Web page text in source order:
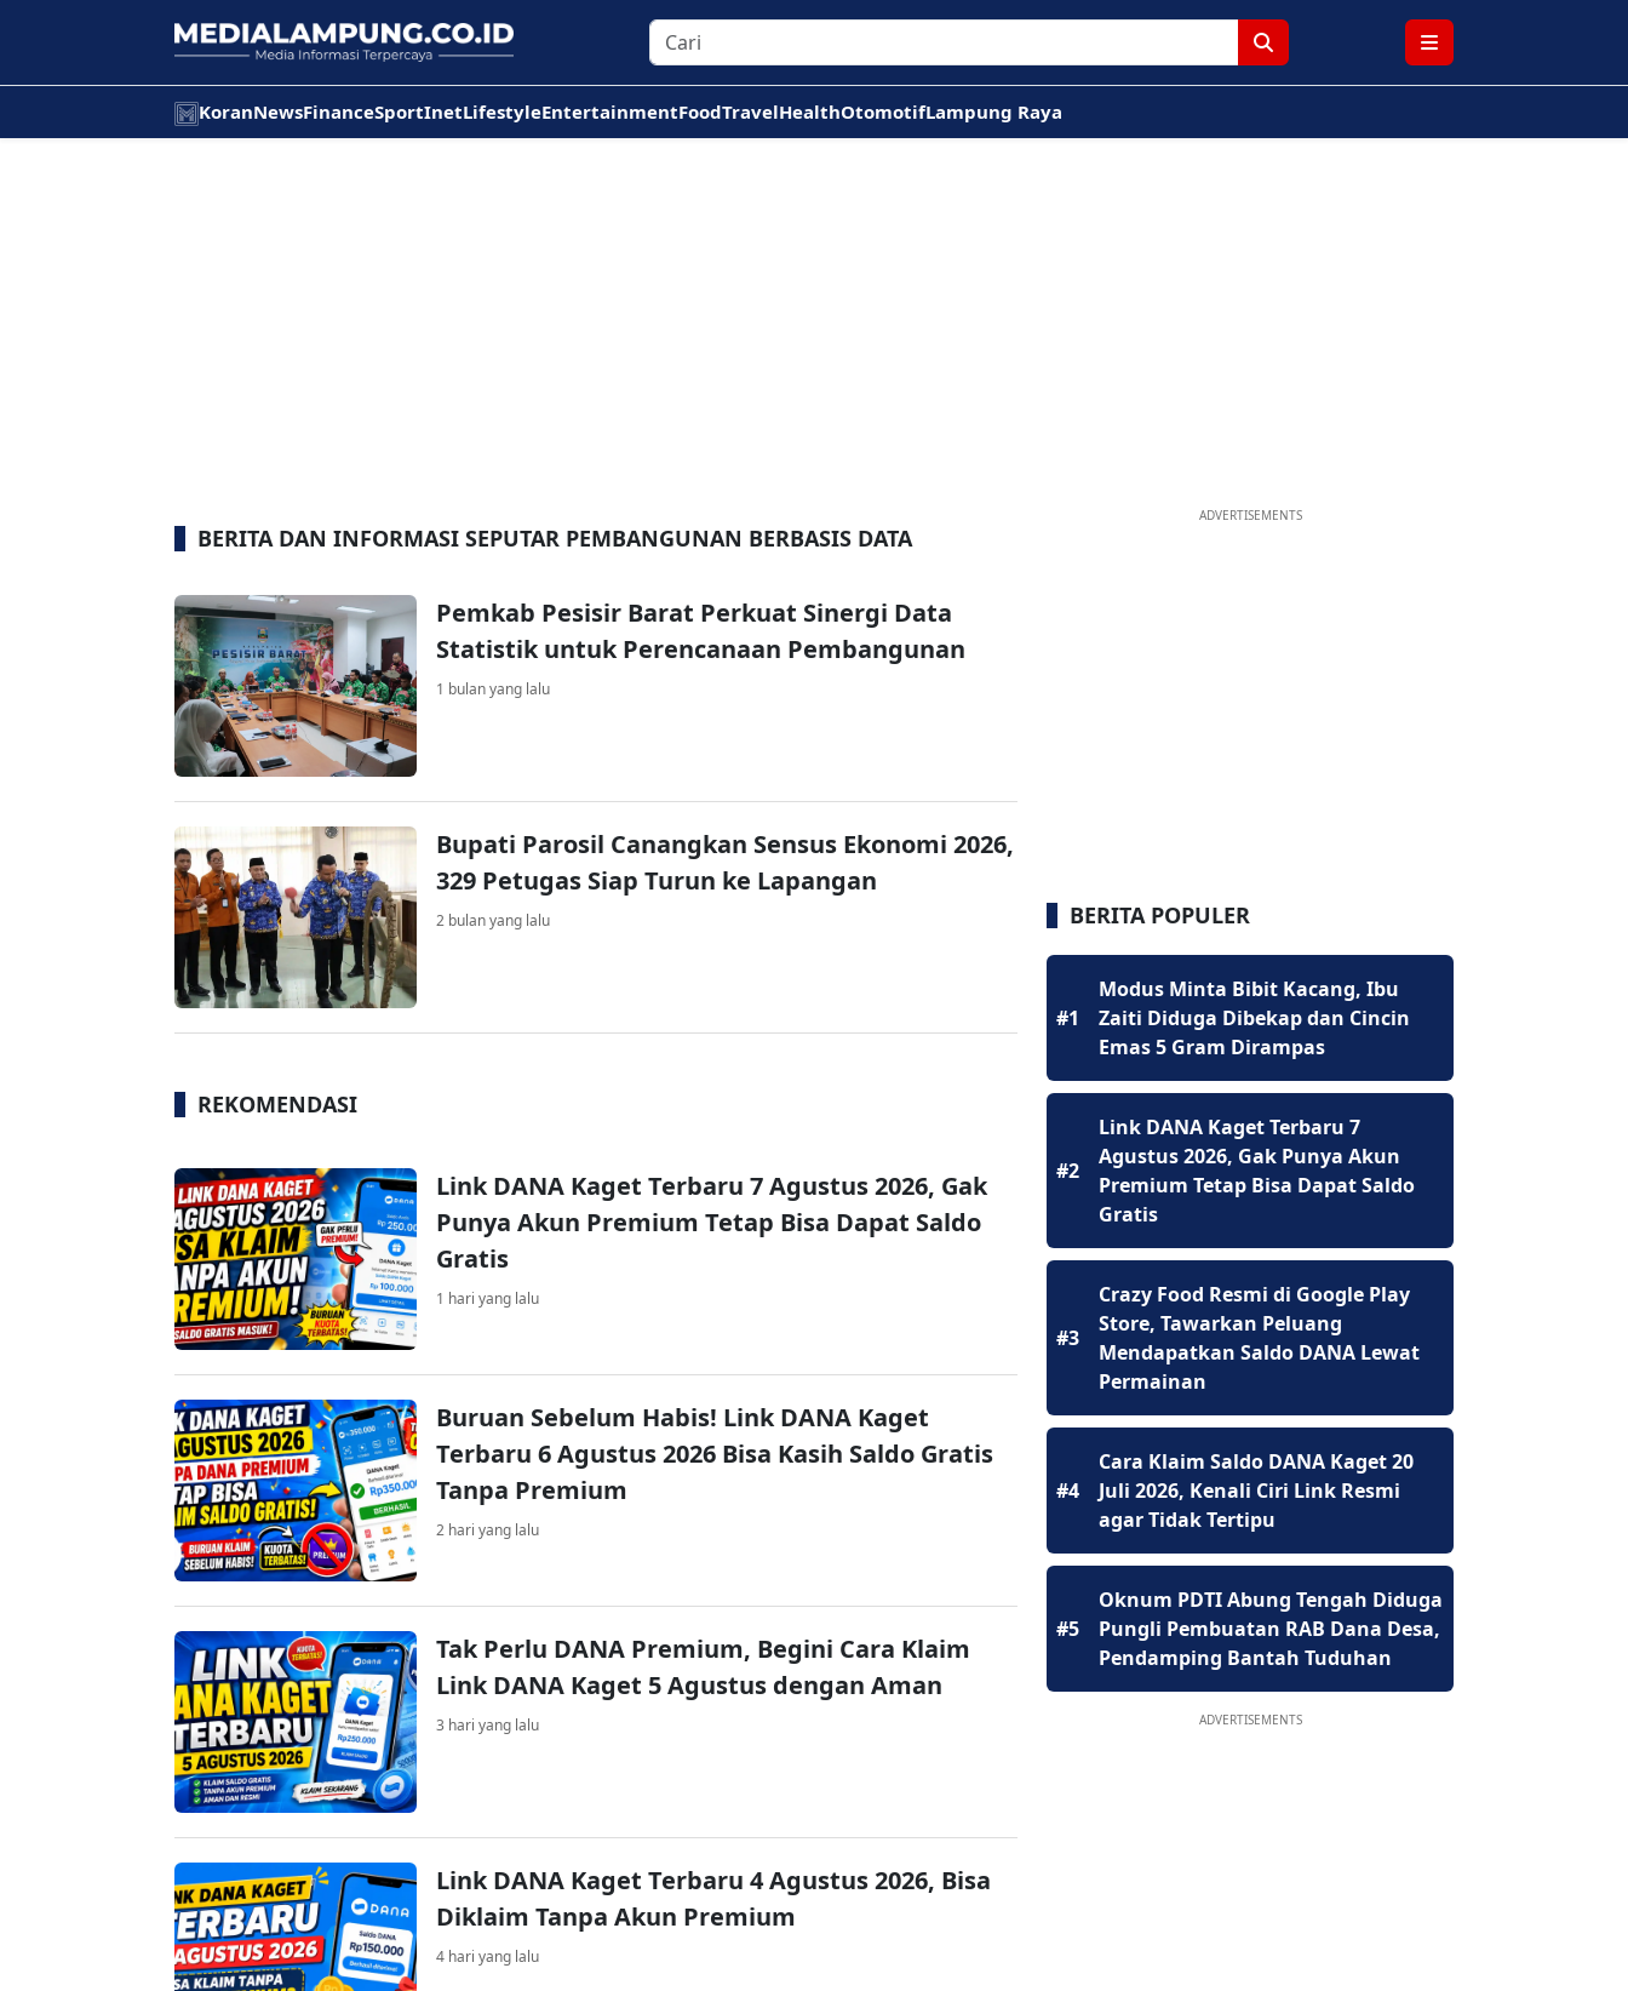
KoranNewsFinanceSportInetLifestyleEntertainmentFoodTravelHealthOtomotifLampung Raya
BERITA DAN INFORMASI SEPUTAR PEMBANGUNAN BERBASIS DATA
Pemkab Pesisir Barat Perkuat Sinergi Data
Statistik untuk Perencanaan Pembangunan
1 bulan yang lalu
Bupati Parosil Canangkan Sensus Ekonomi 2026,
329 Petugas Siap Turun ke Lapangan
2 bulan yang lalu
REKOMENDASI
Link DANA Kaget Terbaru 7 Agustus 2026, Gak
Punya Akun Premium Tetap Bisa Dapat Saldo
Gratis
1 hari yang lalu
Buruan Sebelum Habis! Link DANA Kaget
Terbaru 6 Agustus 2026 Bisa Kasih Saldo Gratis
Tanpa Premium
2 hari yang lalu
Tak Perlu DANA Premium, Begini Cara Klaim
Link DANA Kaget 5 Agustus dengan Aman
3 hari yang lalu
Link DANA Kaget Terbaru 4 Agustus 2026, Bisa
Diklaim Tanpa Akun Premium
4 hari yang lalu
ADVERTISEMENTS
BERITA POPULER
#1
Modus Minta Bibit Kacang, Ibu
Zaiti Diduga Dibekap dan Cincin
Emas 5 Gram Dirampas
#2
Link DANA Kaget Terbaru 7
Agustus 2026, Gak Punya Akun
Premium Tetap Bisa Dapat Saldo
Gratis
#3
Crazy Food Resmi di Google Play
Store, Tawarkan Peluang
Mendapatkan Saldo DANA Lewat
Permainan
#4
Cara Klaim Saldo DANA Kaget 20
Juli 2026, Kenali Ciri Link Resmi
agar Tidak Tertipu
#5
Oknum PDTI Abung Tengah Diduga
Pungli Pembuatan RAB Dana Desa,
Pendamping Bantah Tuduhan
ADVERTISEMENTS